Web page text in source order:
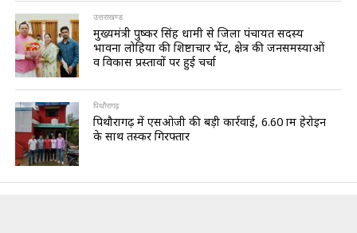
उत्तराखण्ड
मुख्यमंत्री पुष्कर सिंह धामी से जिला पंचायत सदस्य
भावना लोहिया की शिष्टाचार भेंट, क्षेत्र की जनसमस्याओं
व विकास प्रस्तावों पर हुई चर्चा
पिथौरागढ़
पिथौरागढ़ में एसओजी की बड़ी कार्रवाई, 6.60 ग्राम हेरोइन
के साथ तस्कर गिरफ्तार